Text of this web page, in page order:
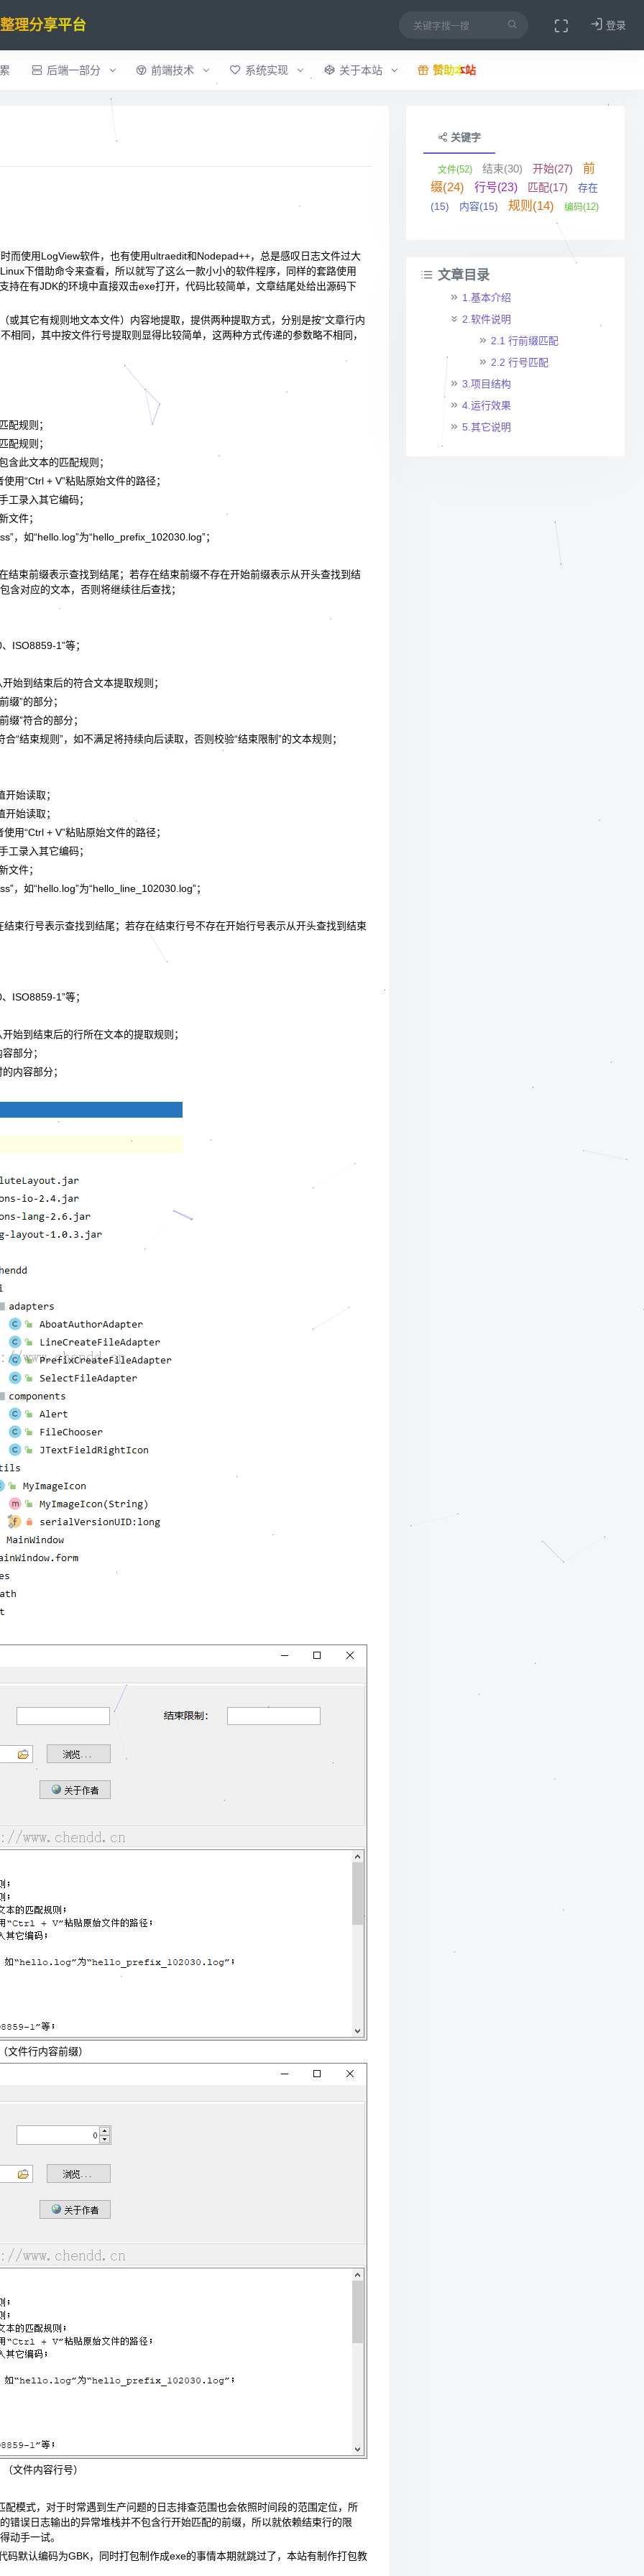
登录
理分享平台
后端一部分 前端技术 系统实现 关于本站 赞助本站
而使用LogView软件，也有使用ultraedit和Nodepad++，总是感叹日志文件过大
下借助命令来查看，所以就写了这么一款小小的软件程序，同样的套路使用
在有JDK的环境中直接双击exe打开，代码比较简单，文章结尾处给出源码下
其它有规则地文本文件）内容地提取，提供两种提取方式，分别是按“文章行内
相同，其中按文件行号提取则显得比较简单，这两种方式传递的参数略不相同，
配规则；
配规则；
含此文本的匹配规则；
用“Ctrl + V”粘贴原始文件的路径；
工录入其它编码；
文件；
，如“hello.log”为“hello_prefix_102030.log”；
结束前缀表示查找到结尾；若存在结束前缀不存在开始前缀表示从开头查找到结
含对应的文本，否则将继续往后查找；
ISO8859-1”等；
始到结束后的符合文本提取规则；
缀”的部分；
缀”符合的部分；
“结束规则”，如不满足将持续向后读取，否则校验“结束限制”的文本规则；
始读取；
始读取；
用“Ctrl + V”粘贴原始文件的路径；
工录入其它编码；
文件；
，如“hello.log”为“hello_line_102030.log”；
束行号表示查找到结尾；若存在结束行号不存在开始行号表示从开头查找到结束
ISO8859-1”等；
始到结束后的行所在文本的提取规则；
部分；
内容部分；
文件行内容前缀）
（文件内容行号）
模式，对于时常遇到生产问题的日志排查范围也会依照时间段的范围定位，所
错误日志输出的异常堆栈并不包含行开始匹配的前缀，所以就依赖结束行的限
动手一试。
默认编码为GBK，同时打包制作成exe的事情本期就跳过了，本站有制作打包教
关键字
文件(52) 结束(30) 开始(27)
前
缀(24)
行号(23) 匹配(17)
存在
(15)
内容(15) 规则(14) 编码(12)
文章目录
1.基本介绍
2.软件说明
2.1 行前缀匹配
2.2 行号匹配
3.项目结构
4.运行效果
5.其它说明